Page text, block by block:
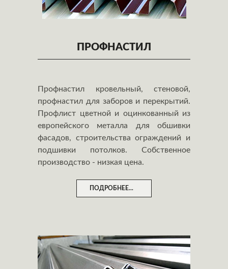
ПРОФНАСТИЛ
Профнастил кровельный, стеновой,
профнастил для заборов и перекрытий.
Профлист цветной и оцинкованный из
европейского металла для обшивки
фасадов, строительства ограждений и
подшивки потолков. Собственное
производство - низкая цена.
ПОДРОБНЕЕ...